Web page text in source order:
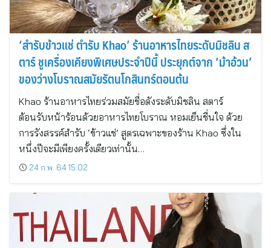
‘สำรับข้าวแช่ ตำรับ Khao’ ร้านอาหารไทยระดับมิชลิน ส
ตาร์ ชูเครื่องเคียงพิเศษประจำปีนี้ ประยุกต์จาก ‘ม้าอ้วน’
ของว่างโบราณสมัยรัตนโกสินทร์ตอนต้น
Khao ร้านอาหารไทยร่วมสมัยชื่อดังระดับมิชลิน สตาร์
ต้อนรับหน้าร้อนด้วยอาหารไทยโบราณ หอมเย็นชื่นใจ ด้วย
การรังสรรค์สำรับ ‘ข้าวแช่’ สูตรเฉพาะของร้าน Khao ซึ่งใน
หนึ่งปีจะมีเพียงครั้งเดียวเท่านั้น…
24 ก.พ. 64 15:02